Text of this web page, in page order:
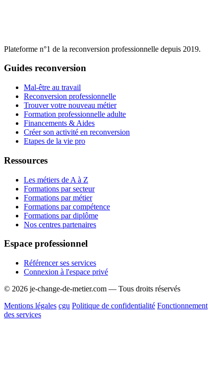
Plateforme n°1 de la reconversion professionnelle depuis 2019.
Guides reconversion
Mal-être au travail
Reconversion professionnelle
Trouver votre nouveau métier
Formation professionnelle adulte
Financements & Aides
Créer son activité en reconversion
Etapes de la vie pro
Ressources
Les métiers de A à Z
Formations par secteur
Formations par métier
Formations par compétence
Formations par diplôme
Nos centres partenaires
Espace professionnel
Référencer ses services
Connexion à l'espace privé
© 2026 je-change-de-metier.com — Tous droits réservés
Mentions légales cgu Politique de confidentialité Fonctionnement
des services